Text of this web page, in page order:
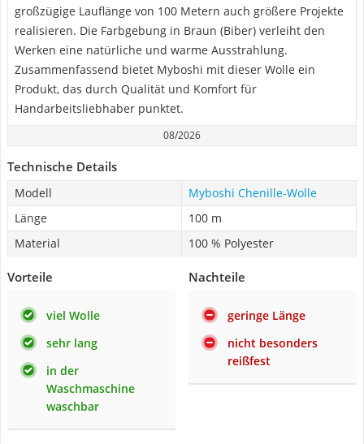
großzügige Lauflänge von 100 Metern auch größere Projekte
realisieren. Die Farbgebung in Braun (Biber) verleiht den
Werken eine natürliche und warme Ausstrahlung.
Zusammenfassend bietet Myboshi mit dieser Wolle ein
Produkt, das durch Qualität und Komfort für
Handarbeitsliebhaber punktet.
08/2026
Technische Details
Modell
Myboshi Chenille-Wolle
Länge
100 m
Material
100 % Polyester
Vorteile
viel Wolle
sehr lang
in der
Waschmaschine
waschbar
Nachteile
geringe Länge
nicht besonders
reißfest